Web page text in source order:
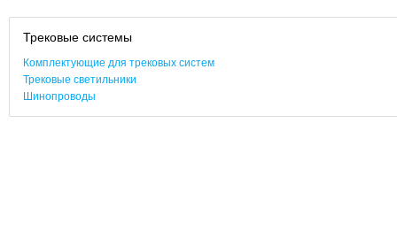
Трековые системы
Комплектующие для трековых систем
Трековые светильники
Шинопроводы